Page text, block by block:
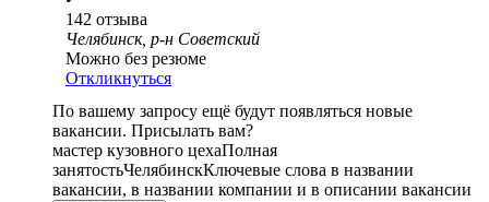
142 отзыва
Челябинск, р-н Советский
Можно без резюме
Откликнуться
По вашему запросу ещё будут появляться новые
вакансии. Присылать вам?
мастер кузовного цехаПолная
занятостьЧелябинскКлючевые слова в названии
вакансии, в названии компании и в описании вакансии